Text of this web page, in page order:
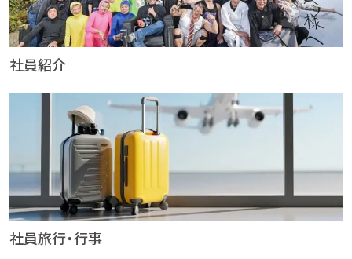
社員紹介
社員旅行・行事